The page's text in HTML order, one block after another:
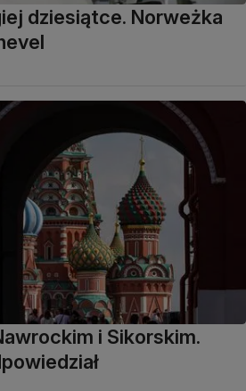
dziesiątce. Norweżka
i Sikorskim.